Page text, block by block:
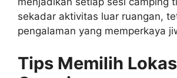
sekadar aktivitas luar ruangan,
pengalaman yang memperkaya
Tips Memilih